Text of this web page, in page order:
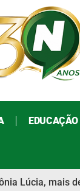
EDUCAÇÃO
Lúcia, mais